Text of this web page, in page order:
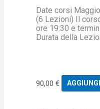
Date corsi
(6 Lezioni) Il
ore 19:30 e
Durata della
90,00 €